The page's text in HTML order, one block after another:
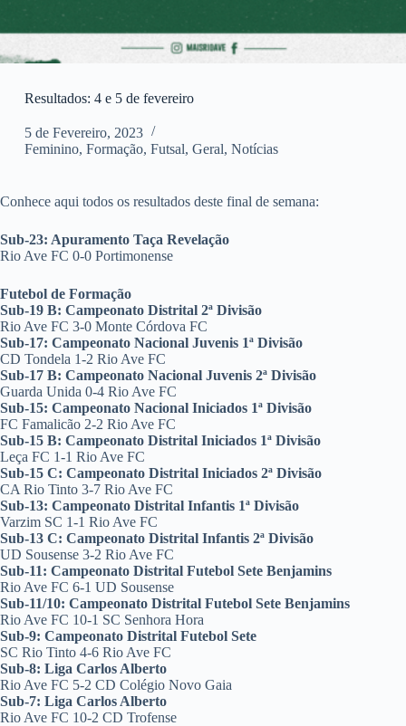
Resultados: 4 e 5 de fevereiro
5 de Fevereiro, 2023
Feminino, Formação, Futsal, Geral, Notícias
Conhece aqui todos os resultados deste final de semana:
Sub-23: Apuramento Taça Revelação
Rio Ave FC 0-0 Portimonense
Futebol de Formação
Sub-19 B: Campeonato Distrital 2ª Divisão
Rio Ave FC 3-0 Monte Córdova FC
Sub-17: Campeonato Nacional Juvenis 1ª Divisão
CD Tondela 1-2 Rio Ave FC
Sub-17 B: Campeonato Nacional Juvenis 2ª Divisão
Guarda Unida 0-4 Rio Ave FC
Sub-15: Campeonato Nacional Iniciados 1ª Divisão
FC Famalicão 2-2 Rio Ave FC
Sub-15 B: Campeonato Distrital Iniciados 1ª Divisão
Leça FC 1-1 Rio Ave FC
Sub-15 C: Campeonato Distrital Iniciados 2ª Divisão
CA Rio Tinto 3-7 Rio Ave FC
Sub-13: Campeonato Distrital Infantis 1ª Divisão
Varzim SC 1-1 Rio Ave FC
Sub-13 C: Campeonato Distrital Infantis 2ª Divisão
UD Sousense 3-2 Rio Ave FC
Sub-11: Campeonato Distrital Futebol Sete Benjamins
Rio Ave FC 6-1 UD Sousense
Sub-11/10: Campeonato Distrital Futebol Sete Benjamins
Rio Ave FC 10-1 SC Senhora Hora
Sub-9: Campeonato Distrital Futebol Sete
SC Rio Tinto 4-6 Rio Ave FC
Sub-8: Liga Carlos Alberto
Rio Ave FC 5-2 CD Colégio Novo Gaia
Sub-7: Liga Carlos Alberto
Rio Ave FC 10-2 CD Trofense